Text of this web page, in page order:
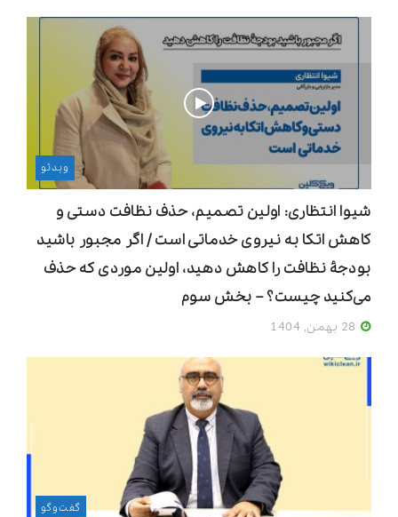
ویدئو
شیوا انتظاری: اولین تصمیم، حذف نظافت دستی و
کاهش اتکا به نیروی خدماتی است / اگر مجبور باشید
بودجۀ نظافت را کاهش دهید، اولین موردی که حذف
می‌کنید چیست؟ – بخش سوم
گفت‌وگو